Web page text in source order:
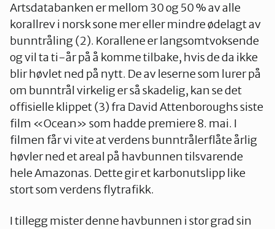
Artsdatabanken er mellom 30 og 50 % av alle
korallrev i norsk sone mer eller mindre ødelagt av
bunntråling (2). Korallene er langsomtvoksende
og vil ta ti-år på å komme tilbake, hvis de da ikke
blir høvlet ned på nytt. De av leserne som lurer på
om bunntrål virkelig er så skadelig, kan se det
offisielle klippet (3) fra David Attenboroughs siste
film «Ocean» som hadde premiere 8. mai. I
filmen får vi vite at verdens bunntrålerflåte årlig
høvler ned et areal på havbunnen tilsvarende
hele Amazonas. Dette gir et karbonutslipp like
stort som verdens flytrafikk.
I tillegg mister denne havbunnen i stor grad sin